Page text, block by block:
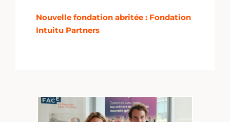
Nouvelle fondation abritée : Fondation
Intuitu Partners